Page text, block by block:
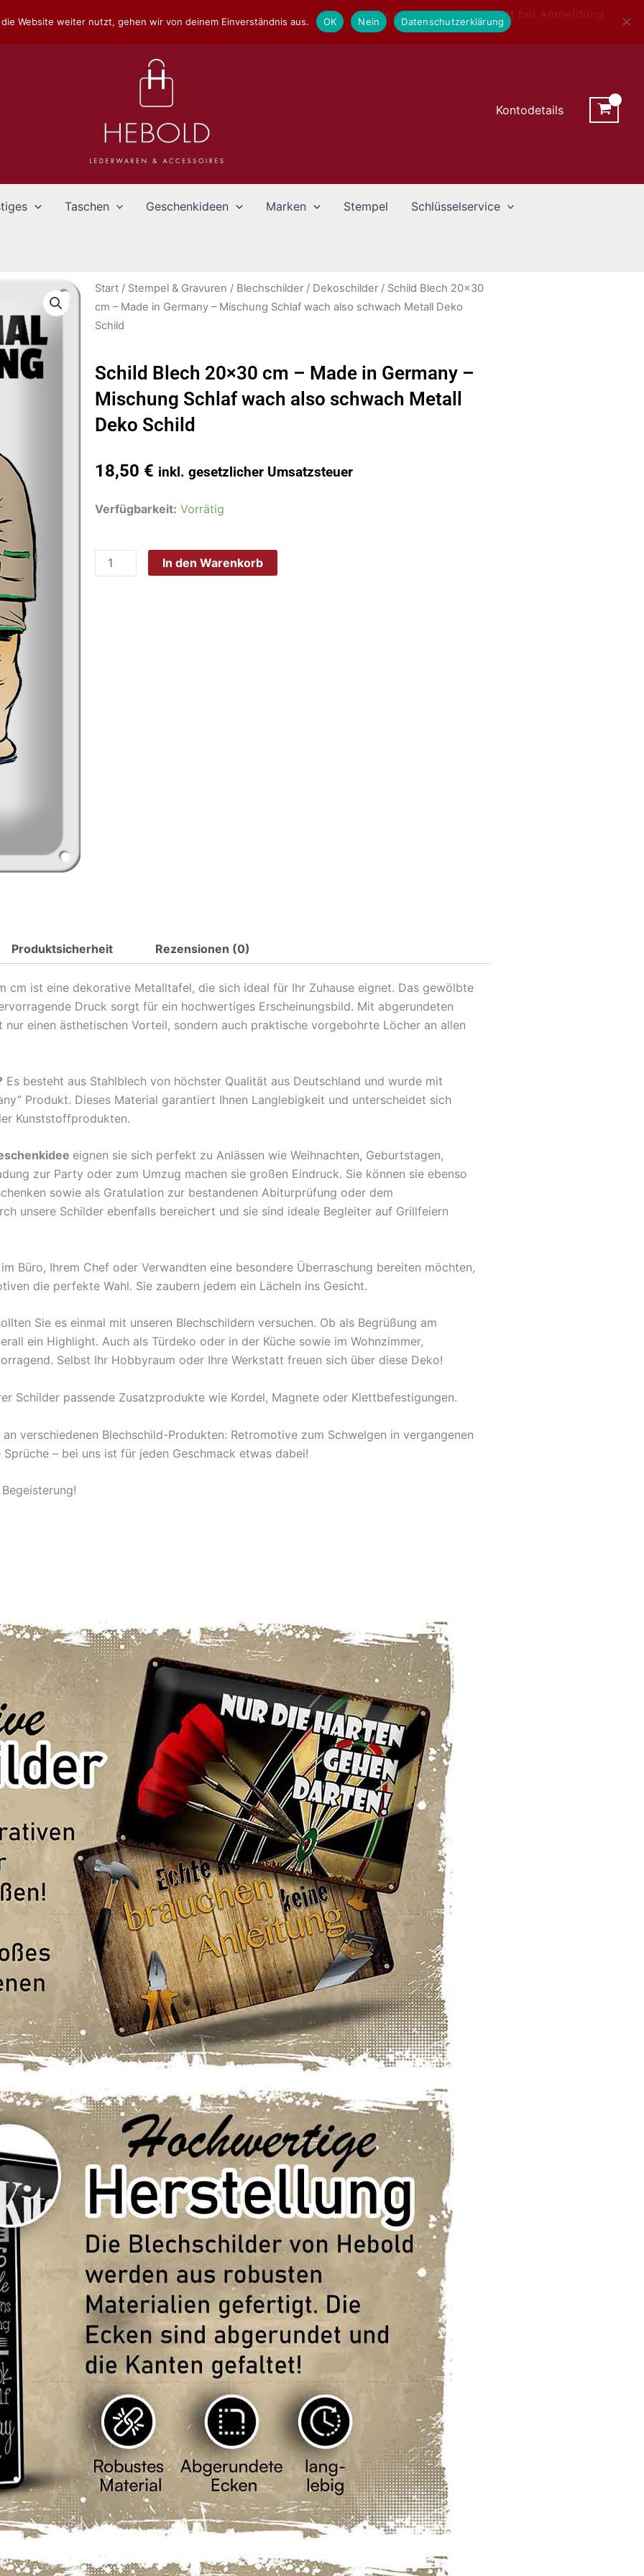
Newsletter - 10% Rabatt bei Anmeldung
Kontodetails
Taschen Geschenkideen Marken Stempel Schlüsselservice
Start / Stempel & Gravuren / Blechschilder / Dekoschilder / Schild Blech 20×30
cm – Made in Germany – Mischung Schlaf wach also schwach Metall Deko
Schild
Schild Blech 20×30 cm – Made in Germany –
Mischung Schlaf wach also schwach Metall
Deko Schild
18,50 € inkl. gesetzlicher Umsatzsteuer
Verfügbarkeit: Vorrätig
Schild
cm
In den Warenkorb
Produktsicherheit Rezensionen (0)
ist eine dekorative Metalltafel, die sich ideal für Ihr Zuhause eignet. Das gewölbte
Druck sorgt für ein hochwertiges Erscheinungsbild. Mit abgerundeten
einen ästhetischen Vorteil, sondern auch praktische vorgebohrte Löcher an allen
Es besteht aus Stahlblech von höchster Qualität aus Deutschland und wurde mit
Produkt. Dieses Material garantiert Ihnen Langlebigkeit und unterscheidet sich
Kunststoffprodukten.
eignen sie sich perfekt zu Anlässen wie Weihnachten, Geburtstagen,
zur Party oder zum Umzug machen sie großen Eindruck. Sie können sie ebenso
sowie als Gratulation zur bestandenen Abiturprüfung oder dem
unsere Schilder ebenfalls bereichert und sie sind ideale Begleiter auf Grillfeiern
Büro, Ihrem Chef oder Verwandten eine besondere Überraschung bereiten möchten,
die perfekte Wahl. Sie zaubern jedem ein Lächeln ins Gesicht.
Sie es einmal mit unseren Blechschildern versuchen. Ob als Begrüßung am
ein Highlight. Auch als Türdeko oder in der Küche sowie im Wohnzimmer,
Selbst Ihr Hobbyraum oder Ihre Werkstatt freuen sich über diese Deko!
Schilder passende Zusatzprodukte wie Kordel, Magnete oder Klettbefestigungen.
verschiedenen Blechschild-Produkten: Retromotive zum Schwelgen in vergangenen
– bei uns ist für jeden Geschmack etwas dabei!
die Website weiter nutzt, gehen wir von deinem Einverständnis aus. OK Nein Datenschutzerklärung